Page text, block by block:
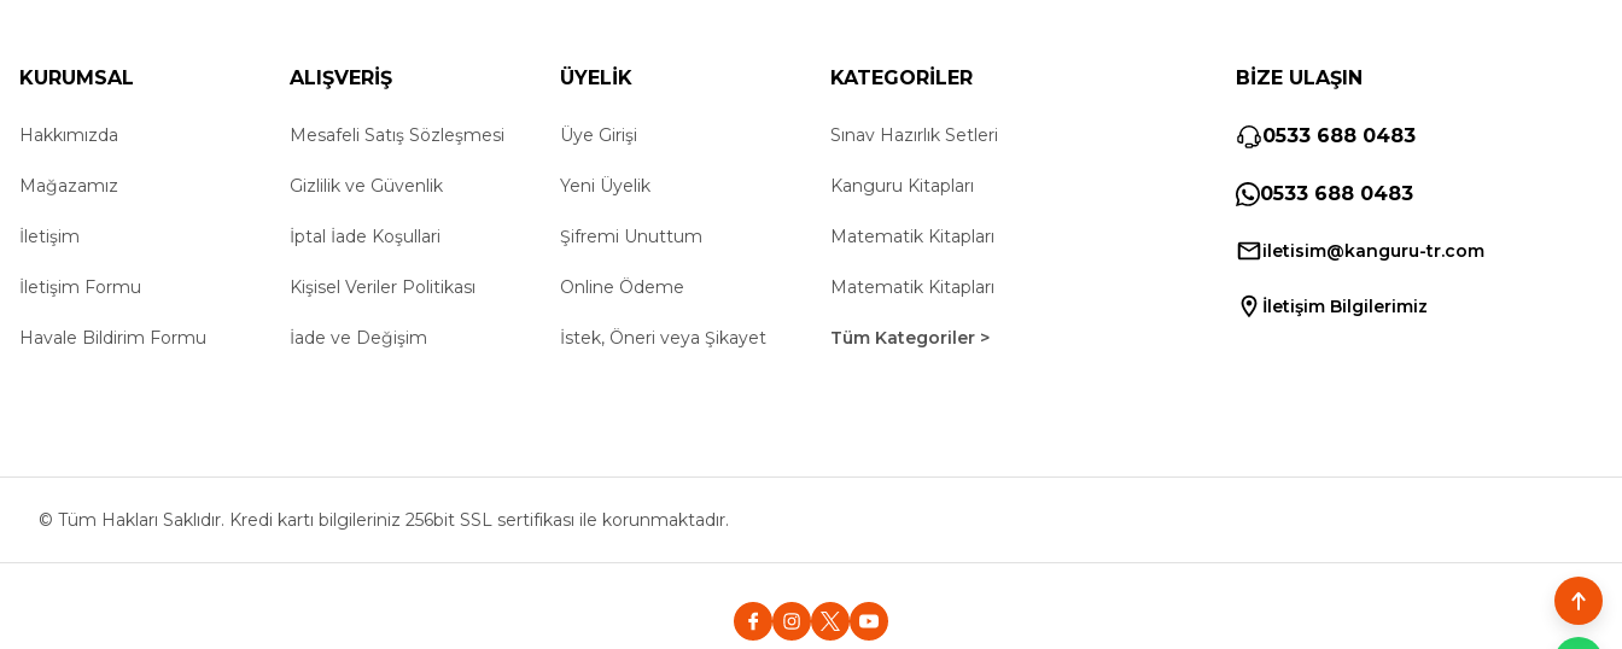
KURUMSAL
Hakkımızda
Mağazamız
İletişim
İletişim Formu
Havale Bildirim Formu
ALIŞVERİŞ
Mesafeli Satış Sözleşmesi
Gizlilik ve Güvenlik
İptal İade Koşullari
Kişisel Veriler Politikası
İade ve Değişim
ÜYELİK
Üye Girişi
Yeni Üyelik
Şifremi Unuttum
Online Ödeme
İstek, Öneri veya Şikayet
KATEGORİLER
Sınav Hazırlık Setleri
Kanguru Kitapları
Matematik Kitapları
Matematik Kitapları
Tüm Kategoriler >
BİZE ULAŞIN
0533 688 0483
0533 688 0483
iletisim@kanguru-tr.com
İletişim Bilgilerimiz
© Tüm Hakları Saklıdır. Kredi kartı bilgileriniz 256bit SSL sertifikası ile korunmaktadır.